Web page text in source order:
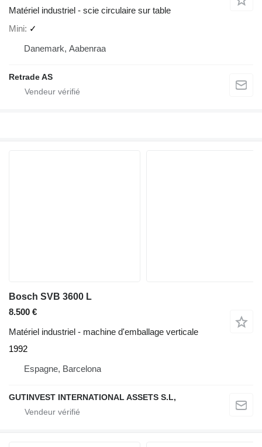
Matériel industriel - scie circulaire sur table
Mini ✓
Danemark, Aabenraa
Retrade AS
Bosch SVB 3600 L
8.500 €
Matériel industriel - machine d'emballage verticale
1992
Espagne, Barcelona
GUTINVEST INTERNATIONAL ASSETS S.L,